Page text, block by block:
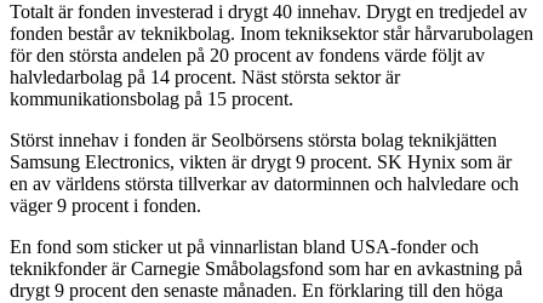
Totalt är fonden investerad i drygt 40 innehav. Drygt en tredjedel av
fonden består av teknikbolag. Inom tekniksektor står hårvarubolagen
för den största andelen på 20 procent av fondens värde följt av
halvledarbolag på 14 procent. Näst största sektor är
kommunikationsbolag på 15 procent.
Störst innehav i fonden är Seolbörsens största bolag teknikjätten
Samsung Electronics, vikten är drygt 9 procent. SK Hynix som är
en av världens största tillverkar av datorminnen och halvledare och
väger 9 procent i fonden.
En fond som sticker ut på vinnarlistan bland USA-fonder och
teknikfonder är Carnegie Småbolagsfond som har en avkastning på
drygt 9 procent den senaste månaden. En förklaring till den höga